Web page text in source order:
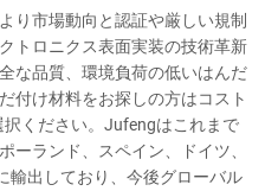
り市場動向と認証や厳しい規制
トロニクス表面実装の技術革新
な品質、環境負荷の低いはんだ
付け材料をお探しの方はコスト
ください。Jufengはこれまで
ーランド、スペイン、ドイツ、
輸出しており、今後グローバル